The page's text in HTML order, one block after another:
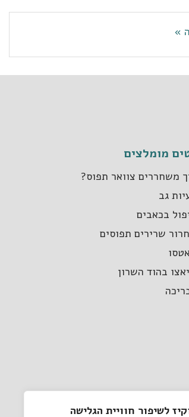
לשיפור חוויית הגלישה
»
מומלצים
משחררים צוואר תפוס?
גב
בכאבים
שרירים תפוסים
בהוד השרון